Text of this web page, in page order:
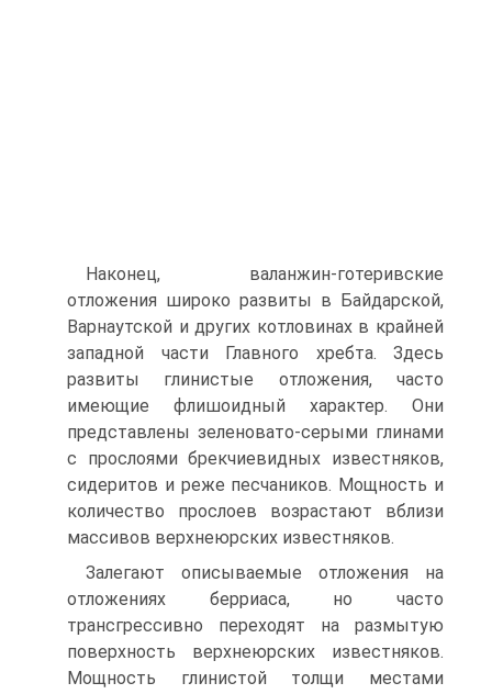
Наконец, валанжин-готеривские
отложения широко развиты в Бай­дарской,
Варнаутской и других котловинах в крайней
западной части Главного хребта. Здесь
развиты глинистые отложения, часто
имеющие флишоидный характер. Они
представлены зеленовато-серыми глинами
с прослоями брекчиевидных известняков,
сидеритов и реже песчани­ков. Мощность и
количество прослоев возрастают вблизи
массивов верхнеюрских известняков.
Залегают описываемые отложения на
отложениях берриаса, но часто
трансгрессивно переходят на размытую
поверхность верхнеюр­ских известняков.
Мощность глинистой толщи местами